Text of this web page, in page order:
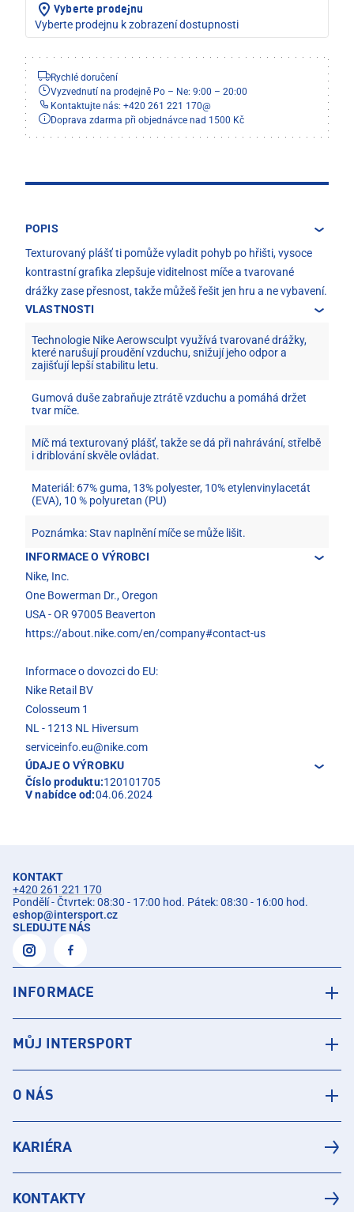
Vyberte prodejnu
Vyberte prodejnu k zobrazení dostupnosti
Rychlé doručení
Vyzvednutí na prodejně Po – Ne: 9:00 – 20:00
Kontaktujte nás: +420 261 221 170@
Doprava zdarma při objednávce nad 1500 Kč
POPIS
Texturovaný plášť ti pomůže vyladit pohyb po hřišti, vysoce
kontrastní grafika zlepšuje viditelnost míče a tvarované
drážky zase přesnost, takže můžeš řešit jen hru a ne vybavení.
VLASTNOSTI
Technologie Nike Aerowsculpt využívá tvarované drážky,
které narušují proudění vzduchu, snižují jeho odpor a
zajišťují lepší stabilitu letu.
Gumová duše zabraňuje ztrátě vzduchu a pomáhá držet
tvar míče.
Míč má texturovaný plášť, takže se dá při nahrávání, střelbě
i driblování skvěle ovládat.
Materiál: 67% guma, 13% polyester, 10% etylenvinylacetát
(EVA), 10 % polyuretan (PU)
Poznámka: Stav naplnění míče se může lišit.
INFORMACE O VÝROBCI
Nike, Inc.
One Bowerman Dr., Oregon
USA - OR 97005 Beaverton
https://about.nike.com/en/company#contact-us
Informace o dovozci do EU:
Nike Retail BV
Colosseum 1
NL - 1213 NL Hiversum
serviceinfo.eu@nike.com
ÚDAJE O VÝROBKU
Číslo produktu:120101705
V nabídce od:04.06.2024
KONTAKT
+420 261 221 170
Pondělí - Čtvrtek: 08:30 - 17:00 hod. Pátek: 08:30 - 16:00 hod.
eshop@intersport.cz
SLEDUJTE NÁS
INFORMACE
MŮJ INTERSPORT
O NÁS
KARIÉRA
KONTAKTY